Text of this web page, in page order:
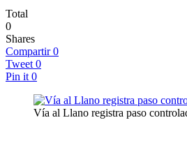
Total
0
Shares
Compartir 0
Tweet 0
Pin it 0
Vía al Llano registra paso